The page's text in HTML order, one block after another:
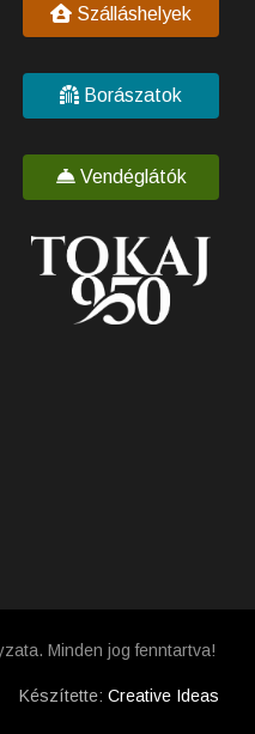
Szálláshelyek
Borászatok
Vendéglátók
Minden jog fenntartva!
Készítette: Creative Ideas